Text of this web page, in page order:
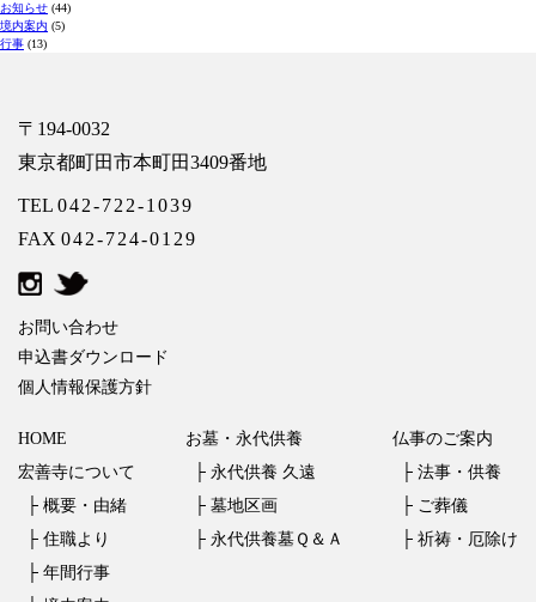
お知らせ (44)
境内案内 (5)
行事 (13)
〒194-0032
東京都町田市本町田3409番地
TEL 042-722-1039
FAX 042-724-0129
お問い合わせ
申込書ダウンロード
個人情報保護方針
HOME
宏善寺について
├ 概要・由緒
├ 住職より
├ 年間行事
お墓・永代供養
├ 永代供養 久遠
├ 墓地区画
├ 永代供養墓Ｑ＆Ａ
仏事のご案内
├ 法事・供養
├ ご葬儀
├ 祈祷・厄除け